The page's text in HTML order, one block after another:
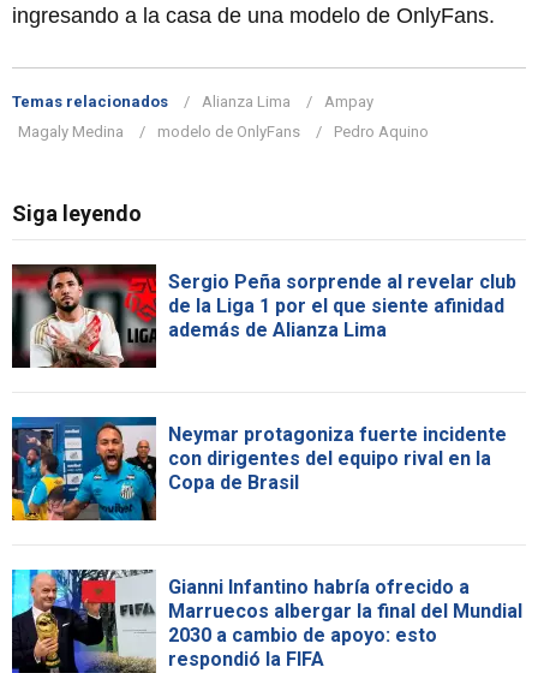
ingresando a la casa de una modelo de OnlyFans.
Temas relacionados Alianza Lima
Ampay
Magaly Medina
modelo de OnlyFans Pedro Aquino
Siga leyendo
Sergio Peña sorprende al revelar club
de la Liga 1 por el que siente afinidad
además de Alianza Lima
Neymar protagoniza fuerte incidente
con dirigentes del equipo rival en la
Copa de Brasil
Gianni Infantino habría ofrecido a
Marruecos albergar la final del Mundial
2030 a cambio de apoyo: esto
respondió la FIFA